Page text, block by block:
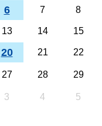
6 7 8
13 14 15
20 21 22
27 28 29
3 4 5